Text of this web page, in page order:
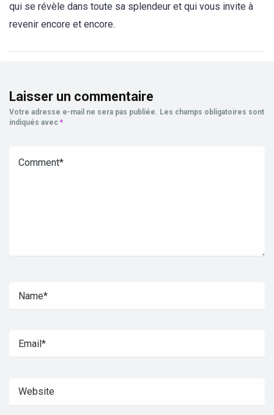
qui se révèle dans toute sa splendeur et qui vous invite à
revenir encore et encore.
Laisser un commentaire
Votre adresse e-mail ne sera pas publiée. Les champs obligatoires sont
indiqués avec *